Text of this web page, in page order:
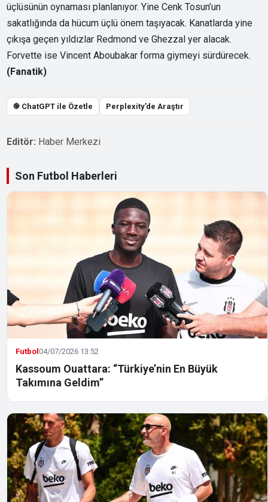
üçlüsünün oynaması planlanıyor. Yine Cenk Tosun’un
sakatlığında da hücum üçlü önem taşıyacak. Kanatlarda yine
çıkışa geçen yıldızlar Redmond ve Ghezzal yer alacak.
Forvette ise Vincent Aboubakar forma giymeyi sürdürecek.
(Fanatik)
֎ ChatGPT ile Özetle Perplexity’de Araştır
Editör: Haber Merkezi
Son Futbol Haberleri
Futbol04/07/2026 13:52
Kassoum Ouattara: “Türkiye’nin En Büyük
Takımına Geldim”